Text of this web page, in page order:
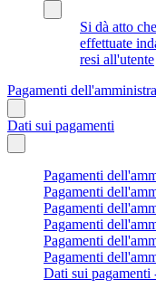
Si dà atto
effettuate
resi all'utente
Pagamenti
Dati sui pagamenti
Pagamenti
Pagamenti
Pagamenti
Pagamenti
Pagamenti
Pagamenti
Dati sui pagamenti